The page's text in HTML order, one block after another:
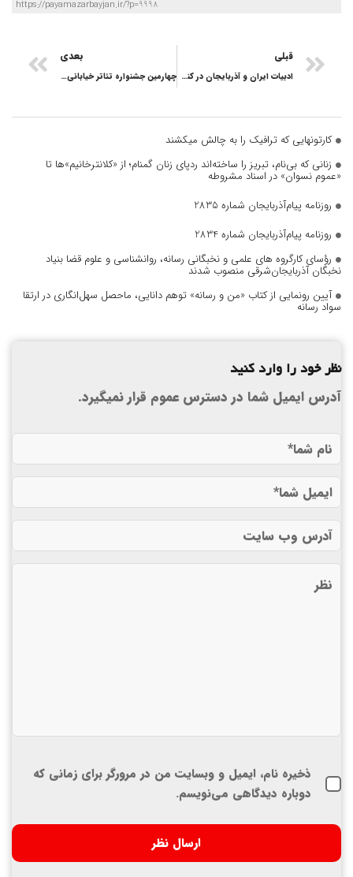
https://payamazarbayjan.ir/?p=9998
قبلی
ادبیات ایران و آذربایجان در کنداکتور رادیو برون مرزی
بعدی
چهارمین جشنواره تئاتر خیابانی شهروند به پایان رسید
کارتونهایی که ترافیک را به چالش میکشند
زنانی که بی‌نام، تبریز را ساخته‌اند ردپای زنان گمنام؛ از «کلانترخانیم»ها تا
«عموم نسوان» در اسناد مشروطه
روزنامه پیام‌آذربایجان شماره 2835
روزنامه پیام‌آذربایجان شماره 2834
رؤسای کارگروه های علمی و نخبگانی رسانه، روانشناسی و علوم قضا بنیاد
نخبگان آذربایجان‌شرقی منصوب شدند
آیین رونمایی از کتاب «من و رسانه» توهم دانایی، ماحصل سهل‌انگاری در ارتقا
سواد رسانه
نظر خود را وارد کنید
آدرس ایمیل شما در دسترس عموم قرار نمیگیرد.
ذخیره نام، ایمیل و وبسایت من در مرورگر برای زمانی که
دوباره دیدگاهی می‌نویسم.